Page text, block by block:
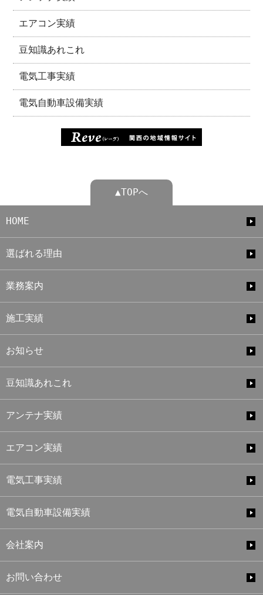
エアコン実績
豆知識あれこれ
電気工事実績
電気自動車設備実績
▲TOPへ
HOME
選ばれる理由
業務案内
施工実績
お知らせ
豆知識あれこれ
アンテナ実績
エアコン実績
電気工事実績
電気自動車設備実績
会社案内
お問い合わせ